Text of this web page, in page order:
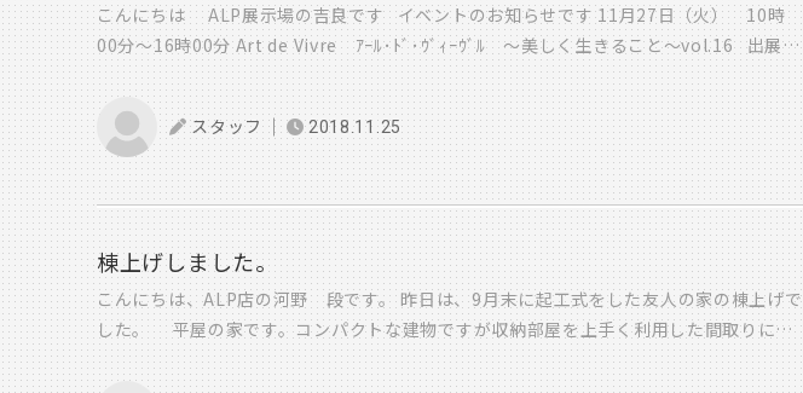
こんにちは ALP展示場の吉良です イベントのお知らせです 11月27日（火） 10時
00分～16時00分 Art de Vivre ｱｰﾙ･ﾄﾞ･ｳﾞｨｰｳﾞﾙ ～美しく生きること～vol.16 出展者
さんは、こちらです Nagi 布小物・バッグなど JURA アクセサリー・レジン小物 airy
・メモリーオイル メモリーオイル作り 20分 1,500円 ・願いを叶える魔法の香 メ
モリーセッション 60分 4,000円 ・暗闇に灯を 観音力カードリーディング 30分
1,500円 60分3,000円 どれもイベント特別価格です。 Pon ・タオル湯上り着&ベスリ
ーパー （ベストやスリーパーとして使えます） ・あったか小物の販売 ポーリッシュポ
タリーのお店 ピエンクナ ポーリッシュポタリ―の販売 ∞Marjoram∞マジョラム
手相鑑定+気功シール体験 20分 1,000円 Ricora 布小物・刺繍ブローチ・トートバッ
グ たこやきロック たこやき CSカラー カラリスト泉早苗 パーソナルカラーで自分色
見つけませんか? お一人様40分 3,000円 Bambino♪バンビーノ ミニチュア革小物・
雑貨 DELICAFE COTOYA カフェドリンク各種 CORINKA 消しゴムはんこ その場で即
彫り 1,000円 イラスト販売（ポストカード） 年賀状作りワーク2枚 300円 kds wear
スタッフ 2018.11.25
棟上げしました。
こんにちは、ALP店の河野 段です。 昨日は、9月末に起工式をした友人の家の棟上げで
した。 平屋の家です。コンパクトな建物ですが収納部屋を上手く利用した間取りにな
っています。 天候もよく作業も予定より早く進んでました。 午前中は、ここまで お昼